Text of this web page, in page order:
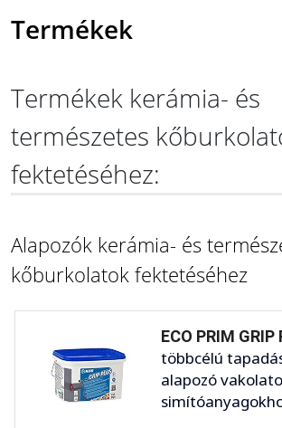
Termékek
Termékek kerámia- és
természetes
fektetéséhez:
Alapozók kerámia- és
kőburkolatok fektetéséhez
ECO PRIM GRIP
többcélú
alapozó